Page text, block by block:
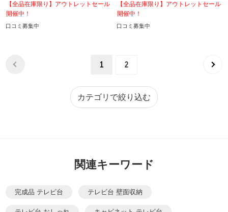
【全品在庫限り】アウトレットセール
開催中！
口コミ募集中
【全品在庫限り】アウトレットセール
開催中！
口コミ募集中
1 2
カテゴリで絞り込む
関連キーワード
完成品 テレビ台 テレビ台 壁面収納